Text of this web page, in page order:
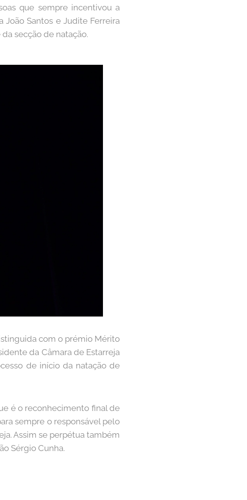
que sempre incentivou a
Santos e Judite Ferreira
secção de natação.
com o prémio Mérito
da Câmara de Estarreja
de início da natação de
é o reconhecimento final de
sempre o responsável pelo
Assim se perpétua também
Sérgio Cunha.